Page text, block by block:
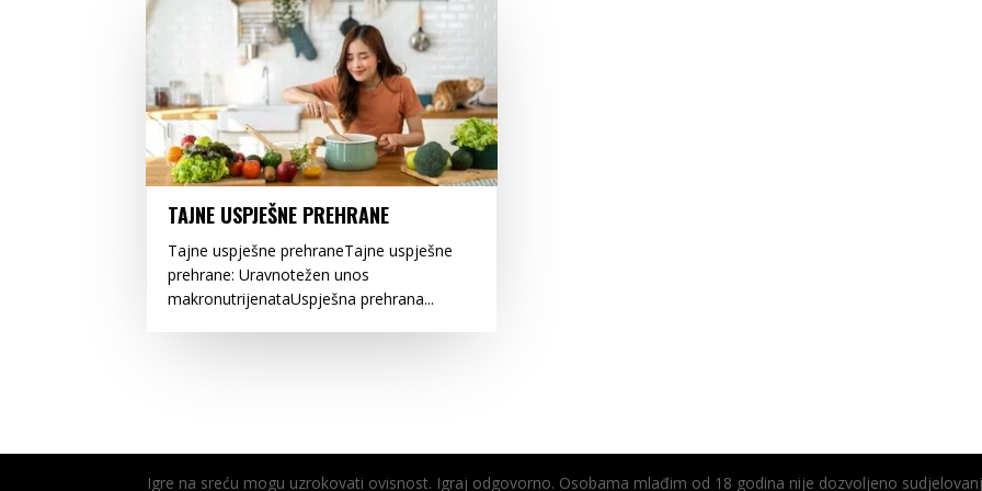
TAJNE USPJEŠNE PREHRANE
Tajne uspješne prehraneTajne uspješne
prehrane: Uravnotežen unos
makronutrijenataUspješna prehrana...
Igre na sreću mogu uzrokovati ovisnost. Igraj odgovorno. Osobama mlađim od 18 godina nije dozvoljeno